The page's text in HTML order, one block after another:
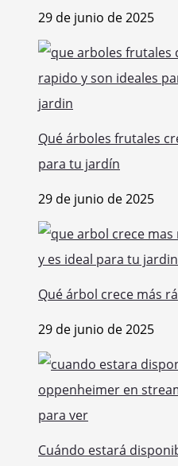
29 de junio de 2025
Qué árboles frutales
para tu jardín
29 de junio de 2025
Qué árbol crece más
29 de junio de 2025
Cuándo estará